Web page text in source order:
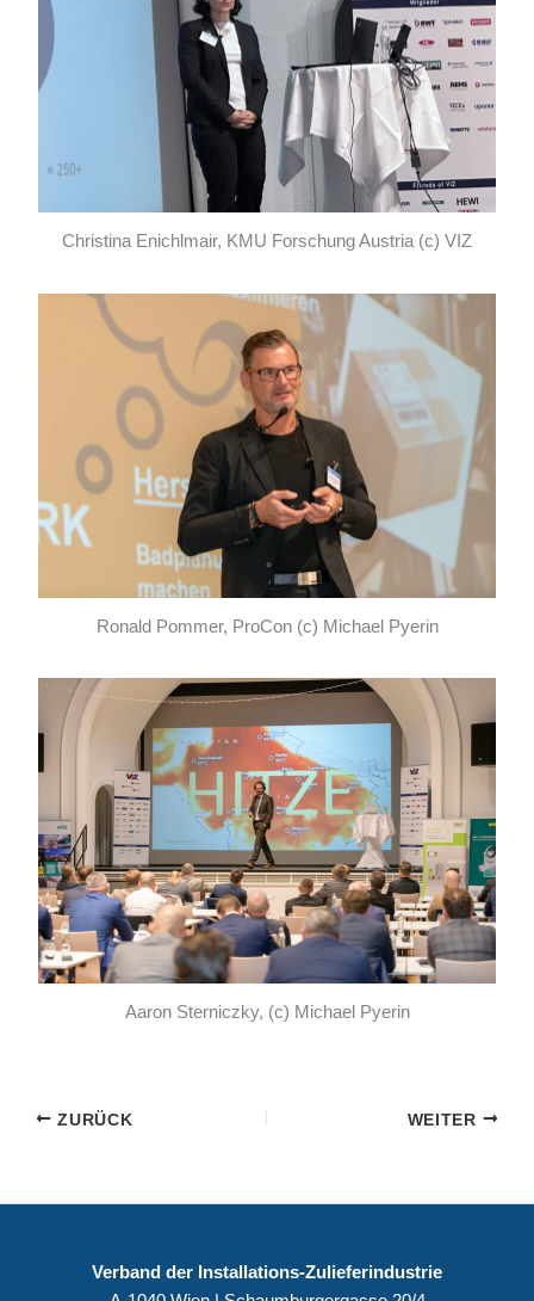
Christina Enichlmair, KMU Forschung Austria (c) VIZ
Ronald Pommer, ProCon (c) Michael Pyerin
Aaron Sterniczky, (c) Michael Pyerin
ZURÜCK WEITER
Verband der Installations-Zulieferindustrie